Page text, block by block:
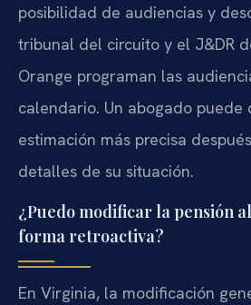
posibilidad de audiencias y
tribunal del circuito y el J&DR
Orange programan las
calendario. Un abogado puede
estimación más precisa
detalles de su situación.
¿Puedo modificar la pensión
forma retroactiva?
En Virginia, la modificación